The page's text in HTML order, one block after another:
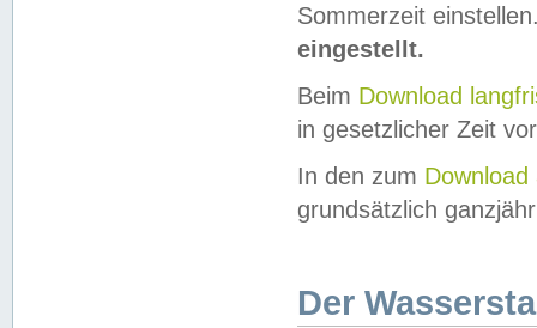
Sommerzeit
eingestellt.
Beim Download
in gesetzlicher Zeit
In den zum Download
grundsätzlich
Der